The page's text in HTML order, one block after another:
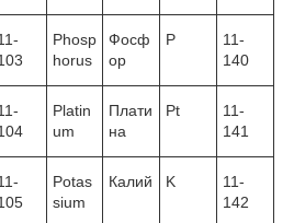
Phosp
horus
Фосф
ор
P
11-
140
Platin
um
Плати
на
Pt
11-
141
Potas
sium
Калий K
11-
142